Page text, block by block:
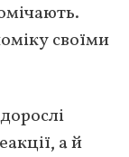
своїми
а й